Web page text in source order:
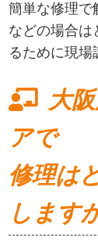
簡単な修理で
などの場合は
るために現場
大
アで
修理は
します